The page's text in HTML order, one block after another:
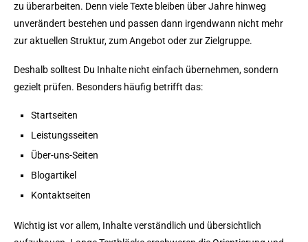
zu überarbeiten. Denn viele Texte bleiben über Jahre hinweg
unverändert bestehen und passen dann irgendwann nicht mehr
zur aktuellen Struktur, zum Angebot oder zur Zielgruppe.
Deshalb solltest Du Inhalte nicht einfach übernehmen, sondern
gezielt prüfen. Besonders häufig betrifft das:
Startseiten
Leistungsseiten
Über-uns-Seiten
Blogartikel
Kontaktseiten
Wichtig ist vor allem, Inhalte verständlich und übersichtlich